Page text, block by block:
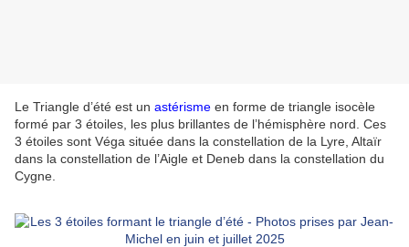
Le Triangle d’été est un astérisme en forme de triangle isocèle
formé par 3 étoiles, les plus brillantes de l’hémisphère nord. Ces
3 étoiles sont Véga située dans la constellation de la Lyre, Altaïr
dans la constellation de l’Aigle et Deneb dans la constellation du
Cygne.